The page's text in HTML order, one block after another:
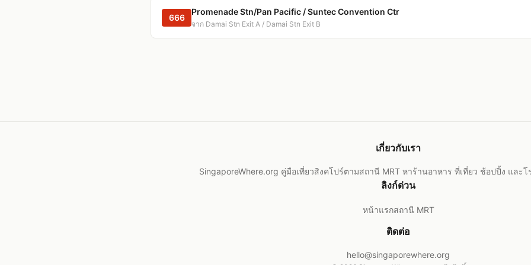
666
Promenade Stn/Pan Pacific / Suntec Convention Ctr
จาก Damai Stn Exit A / Damai Stn Exit B
เกี่ยวกับเรา
SingaporeWhere.org คู่มือเที่ยวสิงคโปร์ตามสถานี MRT หาร้านอาหาร ที่เที่ยว ช้อปปิ้ง และ
ลิงก์ด่วน
หน้าแรกสถานี MRT
ติดต่อ
hello@singaporewhere.org